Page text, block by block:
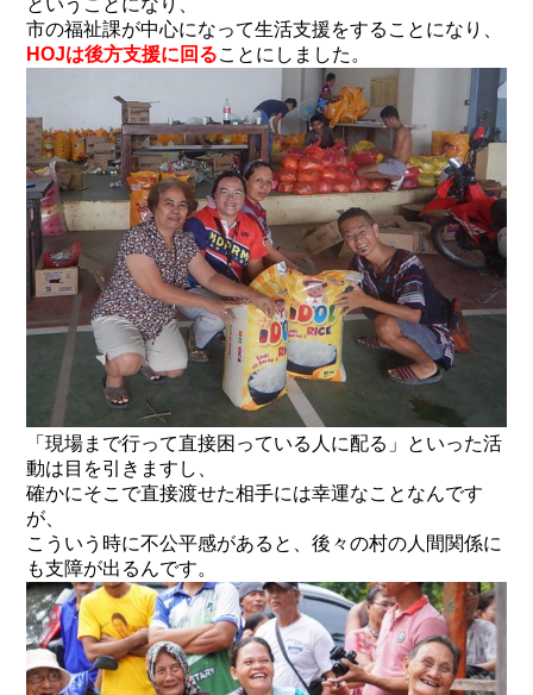
市の福祉課が中心になって生活支援をすることになり、
HOJは後方支援に回ることにしました。
「現場まで行って直接困っている人に配る」といった活
動は目を引きますし、
確かにそこで直接渡せた相手には幸運なことなんです
が、
こういう時に不公平感があると、後々の村の人間関係に
も支障が出るんです。